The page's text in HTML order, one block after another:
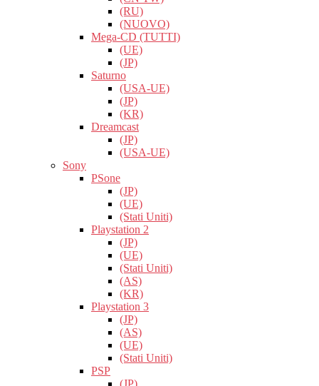
(RU)
(NUOVO)
Mega-CD (TUTTI)
(UE)
(JP)
Saturno
(USA-UE)
(JP)
(KR)
Dreamcast
(JP)
(USA-UE)
Sony
PSone
(JP)
(UE)
(Stati Uniti)
Playstation 2
(JP)
(UE)
(Stati Uniti)
(AS)
(KR)
Playstation 3
(JP)
(AS)
(UE)
(Stati Uniti)
PSP